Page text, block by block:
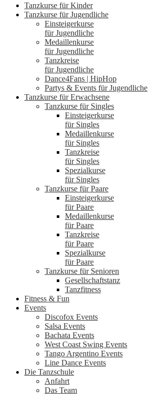
Tanzkurse für Kinder
Tanzkurse für Jugendliche
Einsteigerkurse
für Jugendliche
Medaillenkurse
für Jugendliche
Tanzkreise
für Jugendliche
Dance4Fans | HipHop
Partys & Events für Jugendliche
Tanzkurse für Erwachsene
Tanzkurse für Singles
Einsteigerkurse
für Singles
Medaillenkurse
für Singles
Tanzkreise
für Singles
Spezialkurse
für Singles
Tanzkurse für Paare
Einsteigerkurse
für Paare
Medaillenkurse
für Paare
Tanzkreise
für Paare
Spezialkurse
für Paare
Tanzkurse für Senioren
Gesellschaftstanz
Tanzfitness
Fitness & Fun
Events
Discofox Events
Salsa Events
Bachata Events
West Coast Swing Events
Tango Argentino Events
Line Dance Events
Die Tanzschule
Anfahrt
Das Team